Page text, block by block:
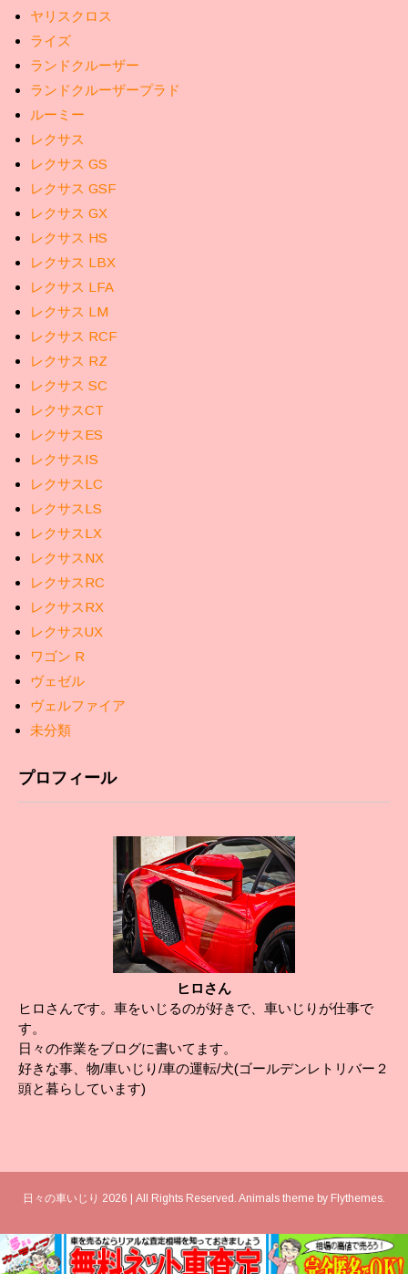
ヤリスクロス
ライズ
ランドクルーザー
ランドクルーザープラド
ルーミー
レクサス
レクサス GS
レクサス GSF
レクサス GX
レクサス HS
レクサス LBX
レクサス LFA
レクサス LM
レクサス RCF
レクサス RZ
レクサス SC
レクサスCT
レクサスES
レクサスIS
レクサスLC
レクサスLS
レクサスLX
レクサスNX
レクサスRC
レクサスRX
レクサスUX
ワゴン R
ヴェゼル
ヴェルファイア
未分類
プロフィール
ヒロさん
ヒロさんです。車をいじるのが好きで、車いじりが仕事で
す。
日々の作業をブログに書いてます。
好きな事、物/車いじり/車の運転/犬(ゴールデンレトリバー２
頭と暮らしています)
日々の車いじり 2026 | All Rights Reserved. Animals theme by Flythemes